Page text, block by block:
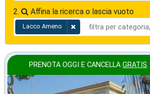
2. Affina la ricerca o lascia vuoto
Lacco Ameno
PRENOTA OGGI E CANCELLA GRATIS.